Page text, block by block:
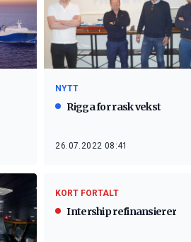
NYTT
Rigga for rask vekst
26.07.2022 08:41
KORT FORTALT
Intership refinansierer